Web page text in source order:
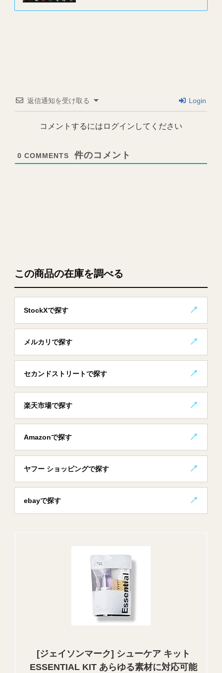
この商品の在庫を調べる
StockXで探す
メルカリで探す
セカンドストリートで探す
楽天市場で探す
Amazonで探す
ヤフー ショッピングで探す
ebayで探す
[ジェイソンマーク] シューケア キット
ESSENTIAL KIT あらゆる素材に対応可能
返信通知を受け取る Login
コメントするにはログインしてください
0 COMMENTS